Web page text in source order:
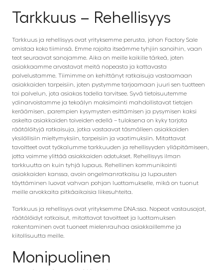
Tarkkuus – Rehellisyys
Tarkkuus ja rehellisyys ovat yrityksemme perusta, johon Factory Sale
omistaa koko tiiminsä. Emme rajoita itseämme tyhjiin sanoihin, vaan
teot seuraavat sanojamme. Aika on meille kaikille tärkeä, joten
asiakkaamme arvostavat meitä nopeasta ja kattavasta
palvelustamme. Tiimimme on kehittänyt ratkaisuja vastaamaan
asiakkaiden tarpeisiin, joten pystymme tarjoamaan juuri sen tuotteen
tai palvelun, jota asiakas todella tarvitsee. Syvä tietoisuutemme
ydinarvoistamme ja tekoälyn maksimointi mahdollistavat tietojen
keräämisen, parempien kysymysten esittämisen ja pysymisen kaksi
askelta asiakkaiden toiveiden edellä – tuloksena on kyky tarjota
räätälöityjä ratkaisuja, jotka vastaavat täsmälleen asiakkaiden
yksilöllisiin mieltymyksiin, tarpeisiin ja vaatimuksiin. Mitattavat
tavoitteet ovat työkalumme tarkkuuden ja rehellisyyden ylläpitämiseen,
jotta voimme ylittää asiakkaiden odotukset. Rehellisyys ilman
tarkkuutta on kuin tyhjä lupaus. Rehellinen kommunikointi
asiakkaiden kanssa, avoin ongelmanratkaisu ja lupausten
täyttäminen luovat vahvan pohjan luottamukselle, mikä on tuonut
meille arvokkaita pitkäaikaisia liikesuhteita.
Tarkkuus ja rehellisyys ovat yrityksemme DNA:ssa. Nopeat vastausajat,
räätälöidyt ratkaisut, mitattavat tavoitteet ja luottamuksen
rakentaminen ovat tuoneet mielenrauhaa asiakkaillemme ja
kiitollisuutta meille.
Monipuolinen